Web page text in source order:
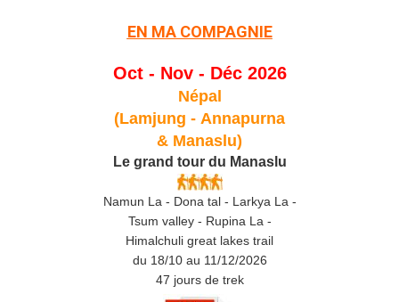
EN MA COMPAGNIE
Oct - Nov - Déc 2026
Népal
(Lamjung - Annapurna
& Manaslu)
Le grand tour du Manaslu
Namun La - Dona tal - Larkya La -
Tsum valley - Rupina La -
Himalchuli great lakes trail
du 18/10 au 11/12/2026
47 jours de trek